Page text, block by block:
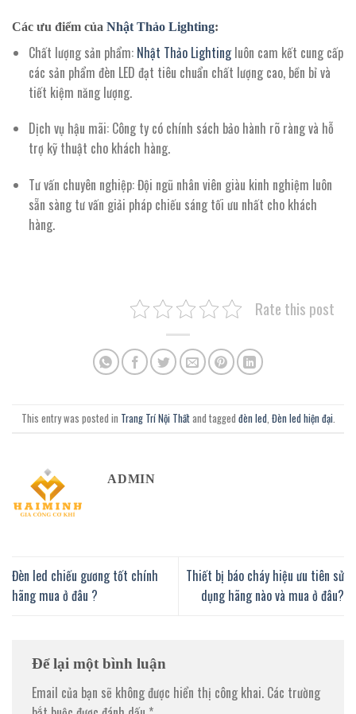
Các ưu điểm của Nhật Thảo Lighting:
Chất lượng sản phẩm: Nhật Thảo Lightingluôn cam kết cung cấp
các sản phẩm đèn LED đạt tiêu chuẩn chất lượng cao, bền bỉ và
tiết kiệm năng lượng.
Dịch vụ hậu mãi: Công ty có chính sách bảo hành rõ ràng và hỗ
trợ kỹ thuật cho khách hàng.
Tư vấn chuyên nghiệp: Đội ngũ nhân viên giàu kinh nghiệm luôn
sẵn sàng tư vấn giải pháp chiếu sáng tối ưu nhất cho khách
hàng.
Rate this post
This entry was posted in Trang Trí Nội Thấtand tagged đèn led Đèn led hiện đại
ADMIN
Đèn led chiếu gương tốt chính
hãng mua ở đâu ?
Thiết bị báo cháy hiệu ưu tiên sử
dụng hãng nào và mua ở đâu?
Để lại một bình luận
Email của bạn sẽ không được hiển thị công khai. Các trường